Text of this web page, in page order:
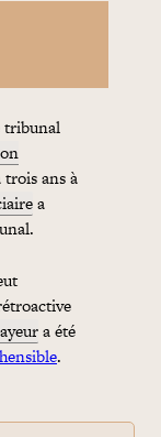
tribunal
ans à
a
a été
.